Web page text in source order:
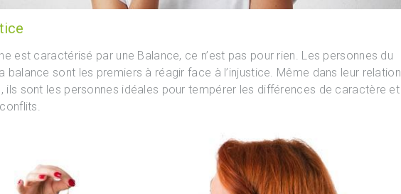
est caractérisé par une Balance, ce n’est pas pour rien. Les personnes du
balance sont les premiers à réagir face à l’injustice. Même dans leur relation
ils sont les personnes idéales pour tempérer les différences de caractère et